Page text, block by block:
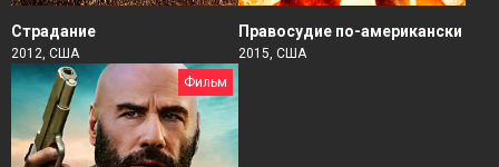
Страдание
2012, США
Правосудие по-американски
2015, США
Фильм